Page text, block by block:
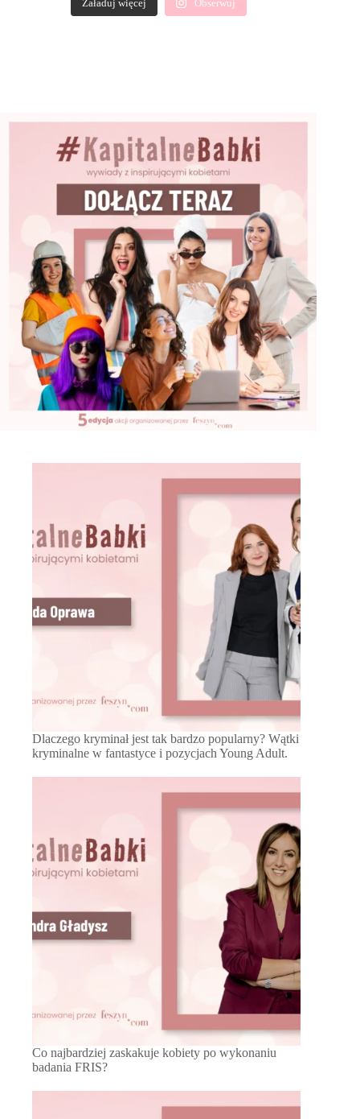
Załaduj więcej Obserwuj
Dlaczego kryminał jest tak bardzo popularny? Wątki
kryminalne w fantastyce i pozycjach Young Adult.
Co najbardziej zaskakuje kobiety po wykonaniu
badania FRIS?